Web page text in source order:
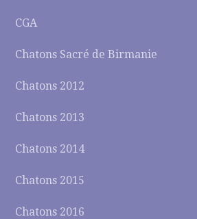
CGA
Chatons Sacré de Birmanie
Chatons 2012
Chatons 2013
Chatons 2014
Chatons 2015
Chatons 2016